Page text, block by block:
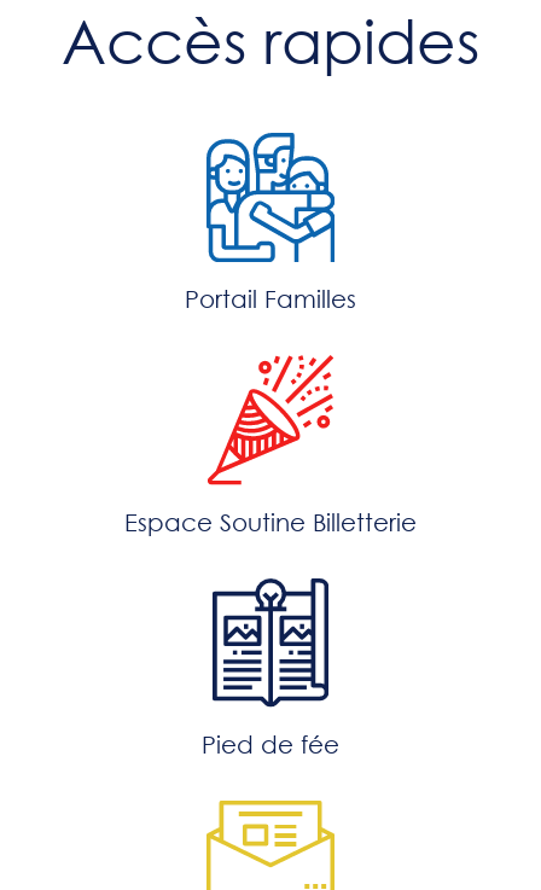
Accès rapides
Portail Familles
Espace Soutine Billetterie
Pied de fée